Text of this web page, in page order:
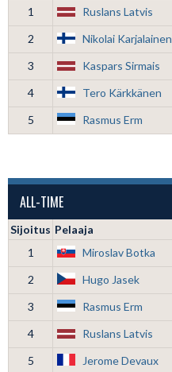
1
Ruslans Latvis
2
Nikolai Karjalainen
3
Kaspars Sirmais
4
Tero Kärkkänen
5
Rasmus Erm
ALL-TIME
Sijoitus Pelaaja
1
Miroslav Botka
2
Hugo Jasek
3
Rasmus Erm
4
Ruslans Latvis
5
Jerome Devaux